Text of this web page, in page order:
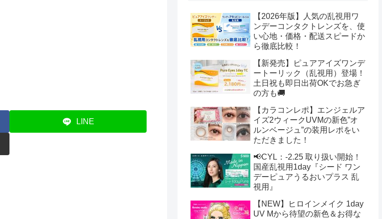
LINE
【2026年版】人気の乱視用ワ
ンデーコンタクトレンズを、使
い心地・価格・配送スピードか
ら徹底比較！
【新発売】ピュアアイズワンデ
ートーリック（乱視用）登場！
土日祝も即日出荷OKでお急ぎ
の方も🚚
【カラコンレポ】エンジェルア
イズ2ウィークUVMの新色”オ
ルンベージュ”の装用レポをい
ただきました！
📢CYL：-2.25 取り扱い開始！
国産乱視用1day『シード ワン
デーピュアうるおいプラス 乱
視用』
【NEW】ヒロインメイク 1day
UV Mから待望の新色＆お得な